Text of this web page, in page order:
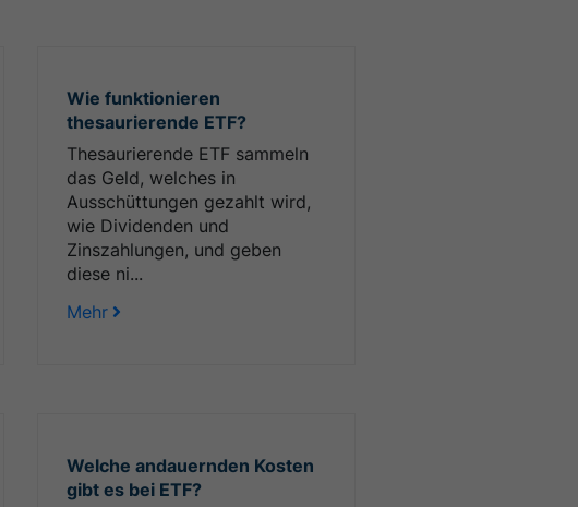
Wie funktionieren
thesaurierende ETF?
Thesaurierende ETF sammeln
das Geld, welches in
Ausschüttungen gezahlt wird,
wie Dividenden und
Zinszahlungen, und geben
diese ni...
Mehr
Welche andauernden Kosten
gibt es bei ETF?